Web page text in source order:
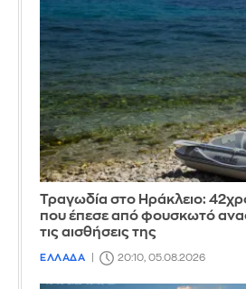
Τραγωδία στο Ηράκλειο:
που έπεσε από φουσκωτό
τις αισθήσεις της
ΕΛΛΑΔΑ 20:10, 05.08.2026